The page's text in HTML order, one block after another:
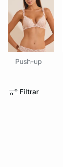
Push-up
Filtrar